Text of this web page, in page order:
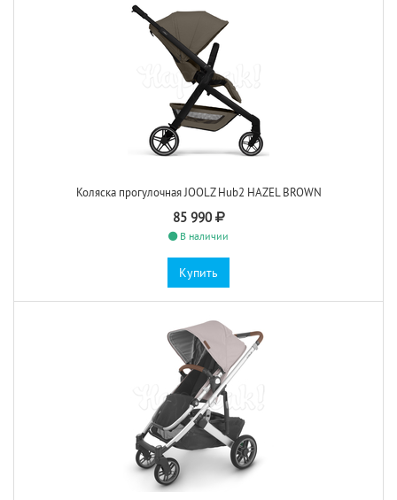
Коляска прогулочная JOOLZ Hub2 HAZEL BROWN
85 990
В наличии
Купить